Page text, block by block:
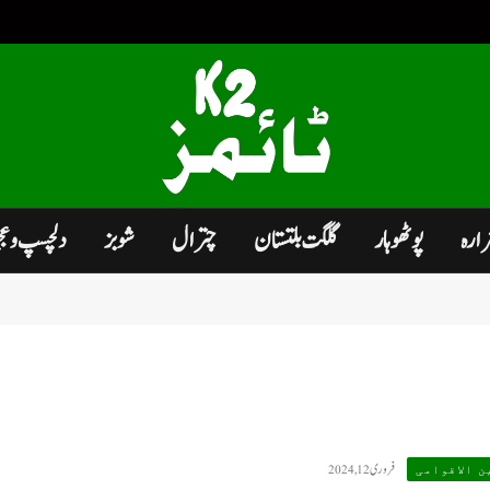
پوٹھوہار گلگت بلتستان چترال شوبز دلچسپ و
الاقوامی فروری 12, 2024